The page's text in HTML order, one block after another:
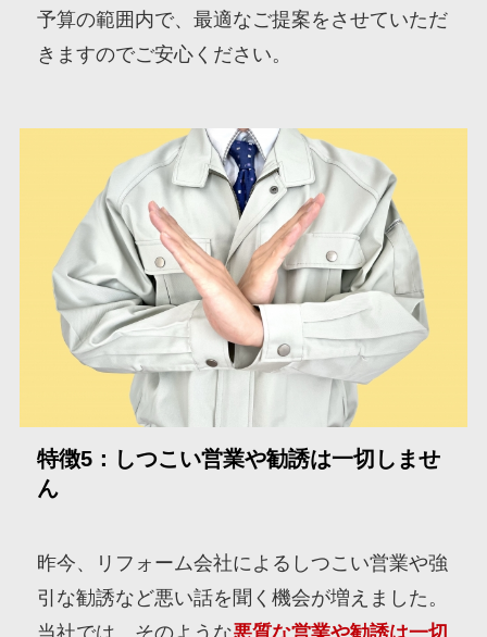
予算の範囲内で、最適なご提案をさせていただ
きますのでご安心ください。
特徴5：しつこい営業や勧誘は一切しませ
ん
昨今、リフォーム会社によるしつこい営業や強
引な勧誘など悪い話を聞く機会が増えました。